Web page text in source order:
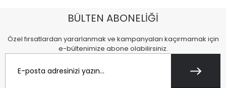
BÜLTEN ABONELİĞİ
Özel fırsatlardan yararlanmak ve kampanyaları kaçırmamak için
e-bültenimize abone olabilirsiniz.